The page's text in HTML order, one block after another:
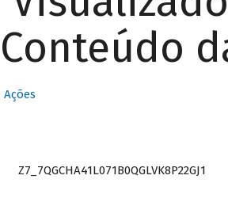
Conteúdo
Ações
Z7_7QGCHA41L071B0QGLVK8P22GJ1